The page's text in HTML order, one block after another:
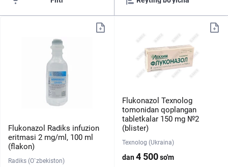
Flukonazol Radiks infuzion
eritmasi 2 mg/ml, 100 ml
(flakon)
Radiks (O`zbekiston)
Flukonazol Texnolog
tomonidan qoplangan
tabletkalar 150 mg №2
(blister)
Texnolog (Ukraina)
dan4 500so'm